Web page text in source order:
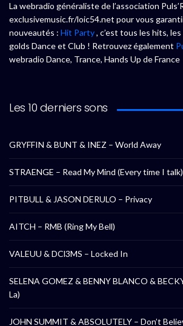
La webradio généraliste de l’association
exclusivemusic.fr/loic54.net pour vous
nouveautés : Hit Party, c’est tous les hits,
golds Dance et Club ! Retrouvez également
webradio Dance, Trance, Hands Up de France
Les 10 derniers sons
GRYFFIN & BUNT & INEZ – World Away
STRAENGE – Read My Mind (Every time I talk)
PITBULL & JASON DERULO – Privacy
AITCH – RMB (Ring My Bell)
VALEUU & DCl3MS – Locked In
SELENA GOMEZ & BENNY BLANCO &
La)
JOHN SUMMIT & ABSOLUTELY – Don’t